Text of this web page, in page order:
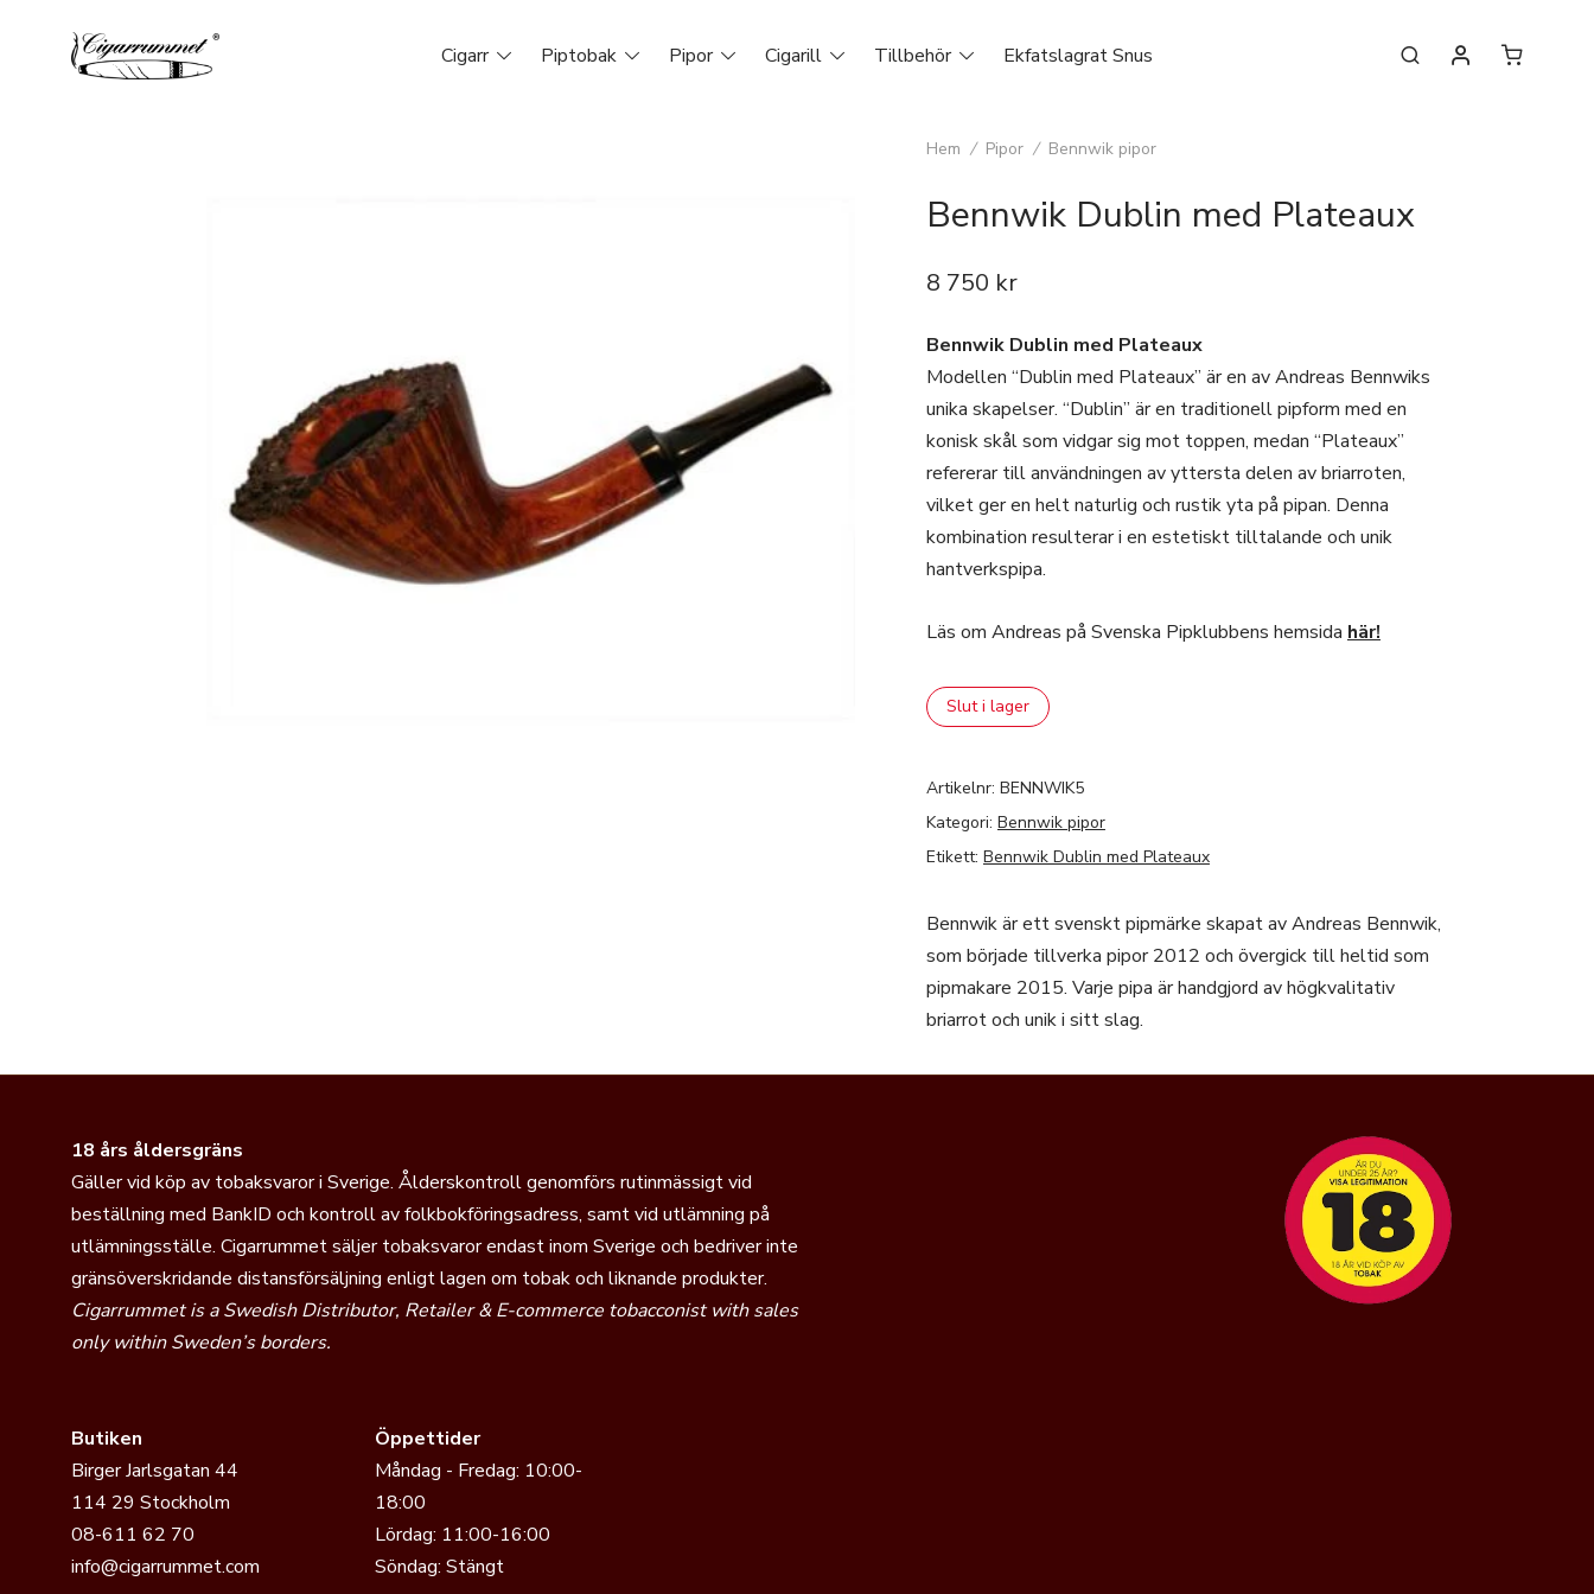
Cigarr Piptobak Pipor Cigarill Tillbehör Ekfatslagrat Snus
Hem / Pipor / Bennwik pipor
Bennwik Dublin med Plateaux
8 750 kr
Bennwik Dublin med Plateaux
Modellen “Dublin med Plateaux” är en av Andreas Bennwiks
unika skapelser. “Dublin” är en traditionell pipform med en
konisk skål som vidgar sig mot toppen, medan “Plateaux”
refererar till användningen av yttersta delen av briarroten,
vilket ger en helt naturlig och rustik yta på pipan. Denna
kombination resulterar i en estetiskt tilltalande och unik
hantverkspipa.
Läs om Andreas på Svenska Pipklubbens hemsida här!
Slut i lager
Artikelnr: BENNWIK5
Kategori: Bennwik pipor
Etikett: Bennwik Dublin med Plateaux
Bennwik är ett svenskt pipmärke skapat av Andreas Bennwik,
som började tillverka pipor 2012 och övergick till heltid som
pipmakare 2015. Varje pipa är handgjord av högkvalitativ
briarrot och unik i sitt slag.
18 års åldersgräns
Gäller vid köp av tobaksvaror i Sverige. Ålderskontroll genomförs rutinmässigt vid
beställning med BankID och kontroll av folkbokföringsadress, samt vid utlämning på
utlämningsställe. Cigarrummet säljer tobaksvaror endast inom Sverige och bedriver inte
gränsöverskridande distansförsäljning enligt lagen om tobak och liknande produkter.
Cigarrummet is a Swedish Distributor, Retailer & E-commerce tobacconist with sales
only within Sweden’s borders.
Butiken
Birger Jarlsgatan 44
114 29 Stockholm
08-611 62 70
info@cigarrummet.com
Öppettider
Måndag - Fredag: 10:00-
18:00
Lördag: 11:00-16:00
Söndag: Stängt